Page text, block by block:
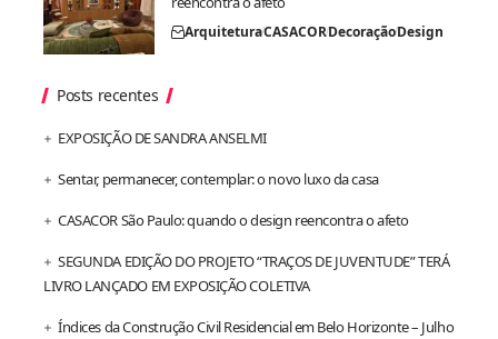
ArquiteturaCASACORDecoraçãoDesign
Posts recentes
EXPOSIÇÃO DE SANDRA ANSELMI
Sentar, permanecer, contemplar: o novo luxo da casa
CASACOR São Paulo: quando o design reencontra o afeto
SEGUNDA EDIÇÃO DO PROJETO “TRAÇOS DE JUVENTUDE” TERÁ
LIVRO LANÇADO EM EXPOSIÇÃO COLETIVA
Índices da Construção Civil Residencial em Belo Horizonte – Julho